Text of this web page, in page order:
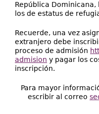
República
los de estatus de
Recuerde, una vez
extranjero debe
proceso de admisión
admision y pagar los
inscripción.
Para mayor
escribir al correo